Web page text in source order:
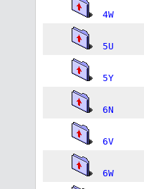
4W
5U
5Y
6N
6V
6W